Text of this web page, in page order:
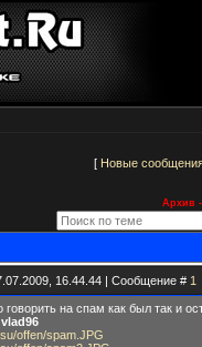
[ Новые
Архив -
16.44.44 | Сообщение # 1
говорить на спам как был так и
vlad96
offen/spam.JPG